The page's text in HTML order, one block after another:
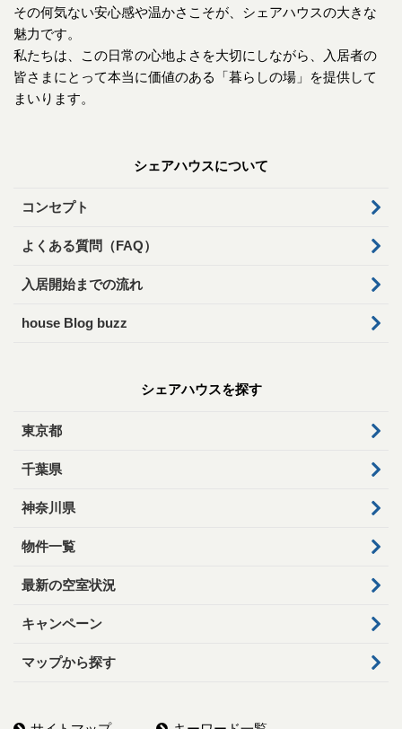
その何気ない安心感や温かさこそが、シェアハウスの大きな
魅力です。
私たちは、この日常の心地よさを大切にしながら、入居者の
皆さまにとって本当に価値のある「暮らしの場」を提供して
まいります。
シェアハウスについて
コンセプト
よくある質問（FAQ）
入居開始までの流れ
house Blog buzz
シェアハウスを探す
東京都
千葉県
神奈川県
物件一覧
最新の空室状況
キャンペーン
マップから探す